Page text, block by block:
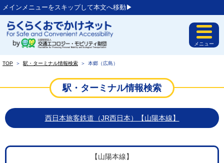
メインメニューをスキップして本文へ移動▶︎
メニュー
TOP ＞ 駅・ターミナル情報検索 ＞ 本郷（広島）
駅・ターミナル情報検索
西日本旅客鉄道（JR西日本）【山陽本線】
【山陽本線】